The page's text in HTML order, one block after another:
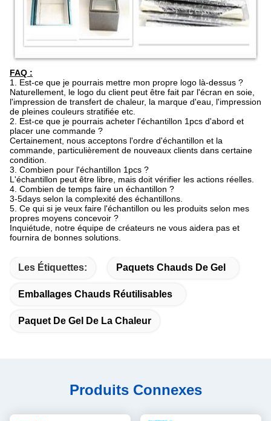
FAQ :
1. Est-ce que je pourrais mettre mon propre logo là-dessus ?
Naturellement, le logo du client peut être fait par l'écran en soie,
l'impression de transfert de chaleur, la marque d'eau, l'impression
de pleines couleurs stratifiée etc.
2. Est-ce que je pourrais acheter l'échantillon 1pcs d'abord et
placer une commande ?
Certainement, nous acceptons l'ordre d'échantillon et la
commande, particulièrement de nouveaux clients dans certaine
condition.
3. Combien pour l'échantillon 1pcs ?
L'échantillon peut être libre, mais doit vérifier les actions réelles.
4. Combien de temps faire un échantillon ?
3-5days selon la complexité des échantillons.
5. Ce qui si je veux faire l'échantillon ou les produits selon mes
propres moyens concevoir ?
Inquiétude, notre équipe de créateurs ne vous aidera pas et
fournira de bonnes solutions.
Les Étiquettes: Paquets Chauds De Gel
Emballages Chauds Réutilisables
Paquet De Gel De La Chaleur
Produits Connexes